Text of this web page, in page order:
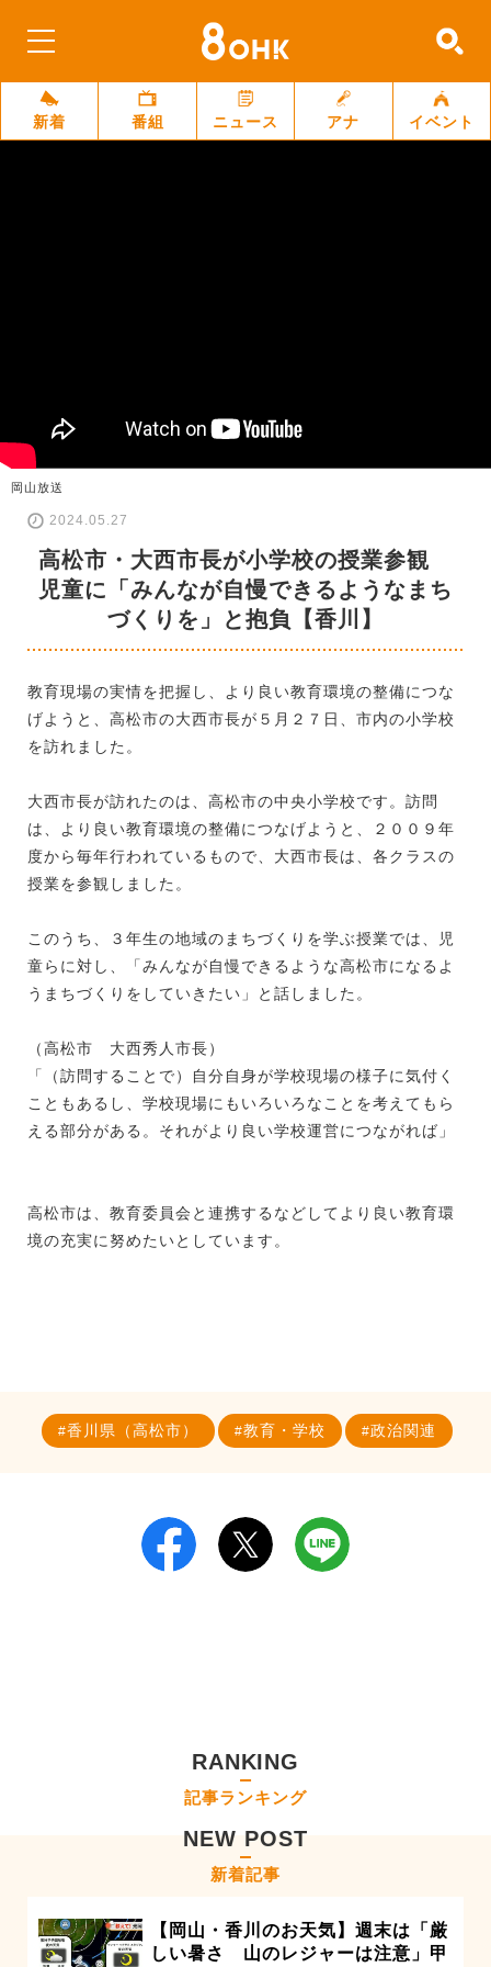
新着 番組 ニュース アナ イベント
岡山放送
2024.05.27
高松市・大西市長が小学校の授業参観
児童に「みんなが自慢できるようなまち
づくりを」と抱負【香川】
教育現場の実情を把握し、より良い教育環境の整備につな
げようと、高松市の大西市長が５月２７日、市内の小学校
を訪れました。
大西市長が訪れたのは、高松市の中央小学校です。訪問
は、より良い教育環境の整備につなげようと、２００９年
度から毎年行われているもので、大西市長は、各クラスの
授業を参観しました。
このうち、３年生の地域のまちづくりを学ぶ授業では、児
童らに対し、「みんなが自慢できるような高松市になるよ
うまちづくりをしていきたい」と話しました。
（高松市 大西秀人市長）
「（訪問することで）自分自身が学校現場の様子に気付く
こともあるし、学校現場にもいろいろなことを考えてもら
える部分がある。それがより良い学校運営につながれば」
高松市は、教育委員会と連携するなどしてより良い教育環
境の充実に努めたいとしています。
香川県（高松市） 教育・学校 政治関連
RANKING
記事ランキング
NEW POST
新着記事
【岡山・香川のお天気】週末は「厳
しい暑さ 山のレジャーは注意」甲